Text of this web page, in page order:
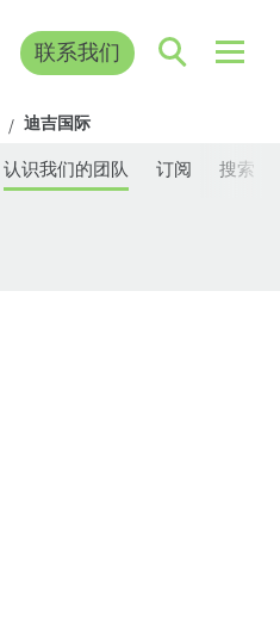
联系我们
/ 迪吉国际
认识我们的团队 订阅 搜索博